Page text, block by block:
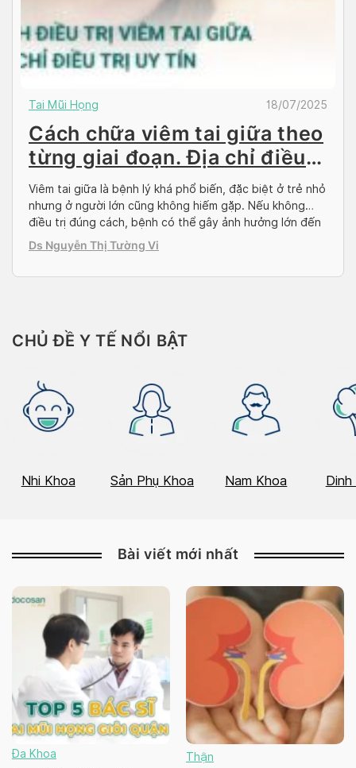
Tai Mũi Họng 18/07/2025
Cách chữa viêm tai giữa theo
từng giai đoạn. Địa chỉ điều
trị uy tín
Viêm tai giữa là bệnh lý khá phổ biến, đặc biệt ở trẻ nhỏ
nhưng ở người lớn cũng không hiếm gặp. Nếu không
điều trị đúng cách, bệnh có thể gây ảnh hưởng lớn đến
sức khỏe tổng thể và thính lực. Trong bài viết này, hãy
cùng Docosan tìm hiểu những cách chữa […]
Ds Nguyễn Thị Tường Vi
CHỦ ĐỀ Y TẾ NỔI BẬT
Nhi Khoa Sản Phụ Khoa Nam Khoa Dinh
Bài viết mới nhất
Đa Khoa Thận